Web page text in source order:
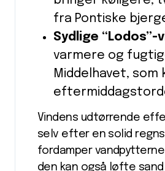
fra Pontiske
Sydlige “Lodos”-
varmere og
Middelhavet, som
Vindens udtørrende
selv efter en solid
fordamper
den kan også løfte